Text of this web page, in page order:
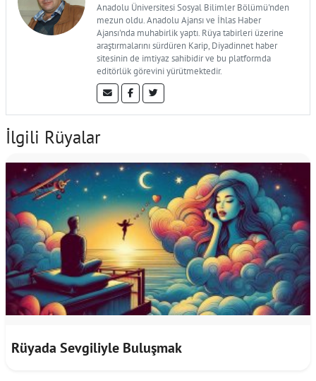
Anadolu Üniversitesi Sosyal Bilimler Bölümü'nden
mezun oldu. Anadolu Ajansı ve İhlas Haber
Ajansı'nda muhabirlik yaptı. Rüya tabirleri üzerine
araştırmalarını sürdüren Karip, Diyadinnet haber
sitesinin de imtiyaz sahibidir ve bu platformda
editörlük görevini yürütmektedir.
İlgili Rüyalar
Rüyada Sevgiliyle Buluşmak